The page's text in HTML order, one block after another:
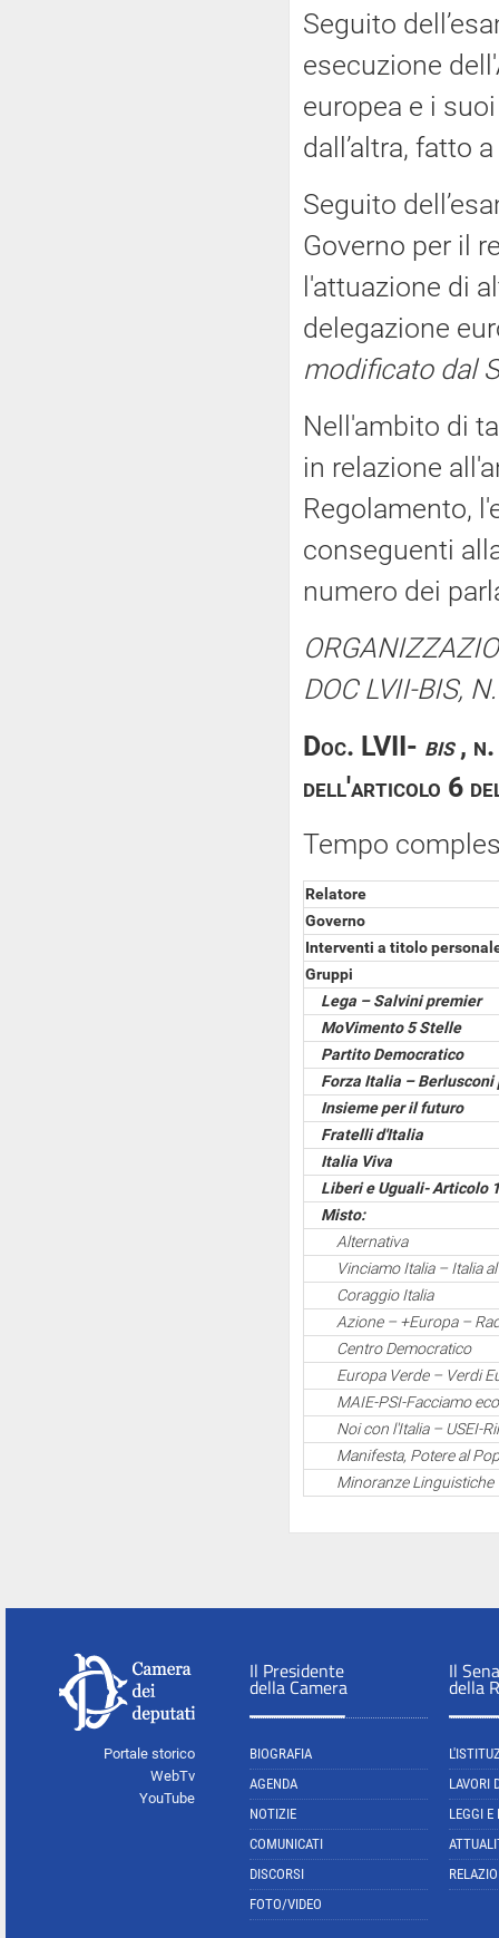
Seguito
esecuzione
europea e i
dall’altra, fatto
Seguito
Governo per il
l'attuazione di
delegazione
modificato dal
Nell'ambito di
in relazione
Regolamento,
conseguenti
numero dei
DOC LVII-BIS,
Doc. LVII- bis ,
dell'articolo 6
Tempo
Relatore
Governo
Interventi a titolo
Gruppi
Lega – Salvini premier
MoVimento 5 Stelle
Partito Democratico
Forza Italia – Berlusconi
Insieme per il futuro
Fratelli d'Italia
Italia Viva
Liberi e Uguali- Articolo
Misto:
Alternativa
Vinciamo Italia – Italia
Coraggio Italia
Azione – +Europa –
Centro Democratico
Europa Verde – Verdi
MAIE-PSI-Facciamo eco
Noi con l'Italia – USEI-
Manifesta, Potere al
Minoranze Linguistiche
Portale storico
WebTv
YouTube
Il Presidente
della Camera
BIOGRAFIA
AGENDA
NOTIZIE
COMUNICATI
DISCORSI
FOTO/VIDEO
Il
della
LAVORI
LEGGI E